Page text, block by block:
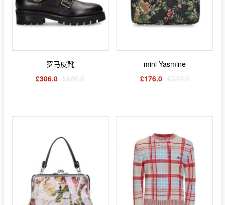
罗马皮靴
£306.0 £680.0
mini Yasmine
£176.0 £320.0